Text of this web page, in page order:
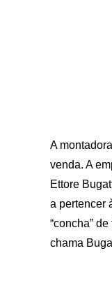
A
venda. A
Ettore
a pertencer
“concha”
chama